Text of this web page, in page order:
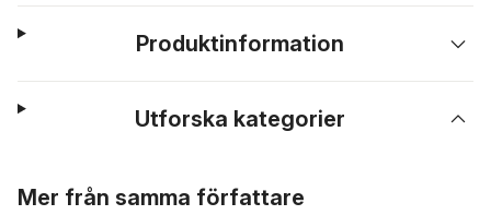
Produktinformation
Utforska kategorier
Mer från samma författare